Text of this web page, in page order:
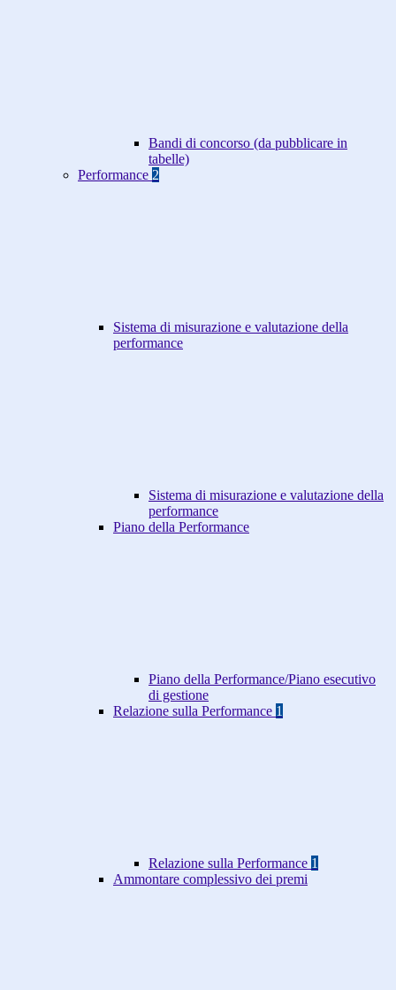
Bandi di concorso (da pubblicare in
tabelle)
Performance 2
Sistema di misurazione e valutazione della
performance
Sistema di misurazione e valutazione della
performance
Piano della Performance
Piano della Performance/Piano esecutivo
di gestione
Relazione sulla Performance 1
Relazione sulla Performance 1
Ammontare complessivo dei premi